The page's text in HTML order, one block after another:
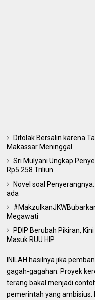
Ditolak Bersalin karena
Makassar Meninggal
Sri Mulyani Ungkap
Rp5.258 Triliun
Novel soal
ada
Megawati
PDIP Berubah Pikiran,
Masuk RUU HIP
INILAH hasilnya jika
gagah-gagahan. Proyek
terang bakal menjadi
pemerintah yang ambisius.